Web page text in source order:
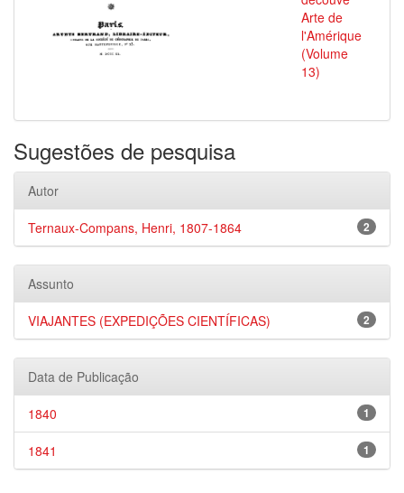
Arte de
l'Amérique
(Volume
13)
Sugestões de pesquisa
Autor
2
Ternaux-Compans, Henri, 1807-1864
Assunto
2
VIAJANTES (EXPEDIÇÕES CIENTÍFICAS)
Data de Publicação
1
1840
1
1841